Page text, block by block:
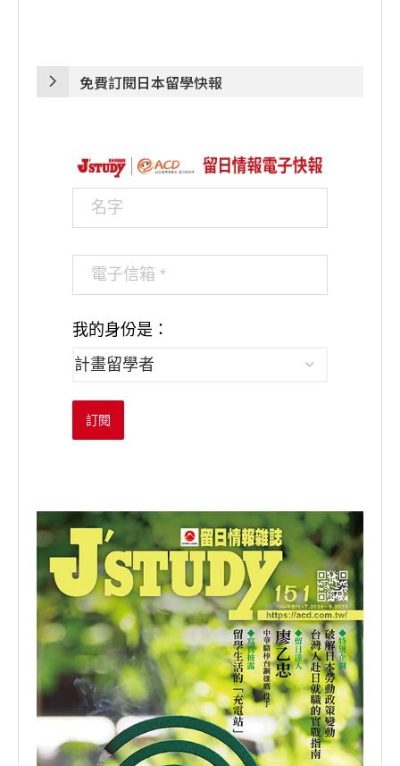
免費訂閱日本留學快報
我的身份是：
訂閱